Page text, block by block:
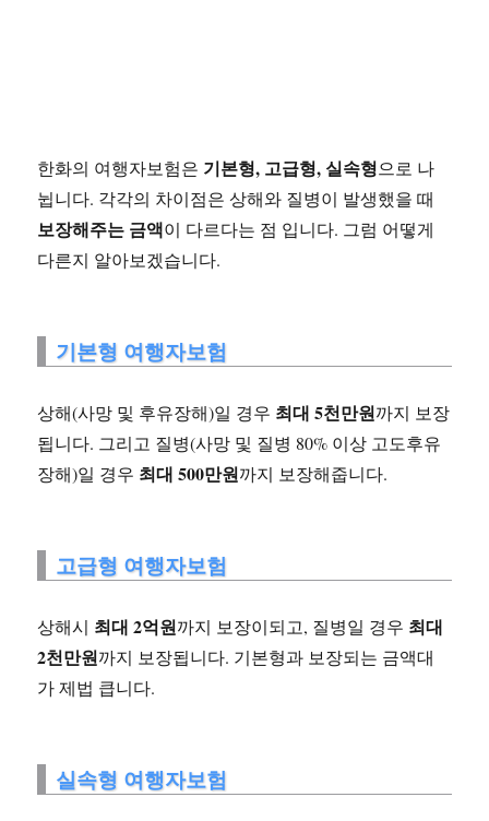
한화의 여행자보험은 기본형, 고급형, 실속형으로 나
뉩니다. 각각의 차이점은 상해와 질병이 발생했을 때
보장해주는 금액이 다르다는 점 입니다. 그럼 어떻게
다른지 알아보겠습니다.
기본형 여행자보험
상해(사망 및 후유장해)일 경우 최대 5천만원까지 보장
됩니다. 그리고 질병(사망 및 질병 80% 이상 고도후유
장해)일 경우 최대 500만원까지 보장해줍니다.
고급형 여행자보험
상해시 최대 2억원까지 보장이되고, 질병일 경우 최대
2천만원까지 보장됩니다. 기본형과 보장되는 금액대
가 제법 큽니다.
실속형 여행자보험